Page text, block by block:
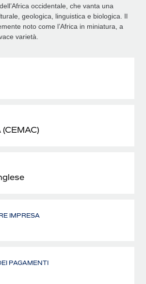
occidentale, che vanta una
geologica, linguistica e biologica. Il
noto come l’Africa in miniatura, a
varietà.
IMPRESA
PAGAMENTI